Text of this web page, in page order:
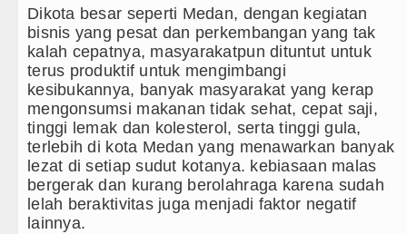
Wabup Deli Serdang Lantik 25
Ketua GRIB Jaya Labuhanbatu
Gubernur Bobby Nasution Minta
Dikota besar seperti Medan, dengan kegiatan
bisnis yang pesat dan perkembangan yang tak
kalah cepatnya, masyarakatpun dituntut untuk
terus produktif untuk mengimbangi
kesibukannya, banyak masyarakat yang kerap
mengonsumsi makanan tidak sehat, cepat saji,
tinggi lemak dan kolesterol, serta tinggi gula,
terlebih di kota Medan yang menawarkan banyak
lezat di setiap sudut kotanya. kebiasaan malas
bergerak dan kurang berolahraga karena sudah
lelah beraktivitas juga menjadi faktor negatif
lainnya.